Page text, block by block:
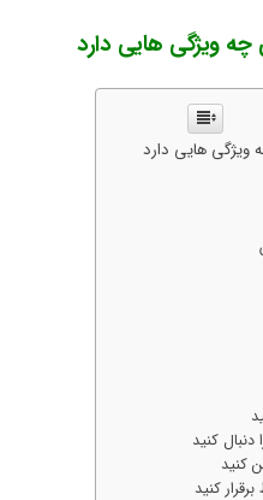
چه ویژگی هایی دارد
ویژگی هایی دارد
کنید
کنید
کنید